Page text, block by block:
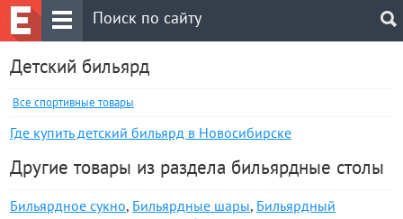
Детский бильярд
Все спортивные товары
Где купить детский бильярд в Новосибирске
Другие товары из раздела бильярдные столы
Бильярдное сукно, Бильярдные шары, Бильярдный